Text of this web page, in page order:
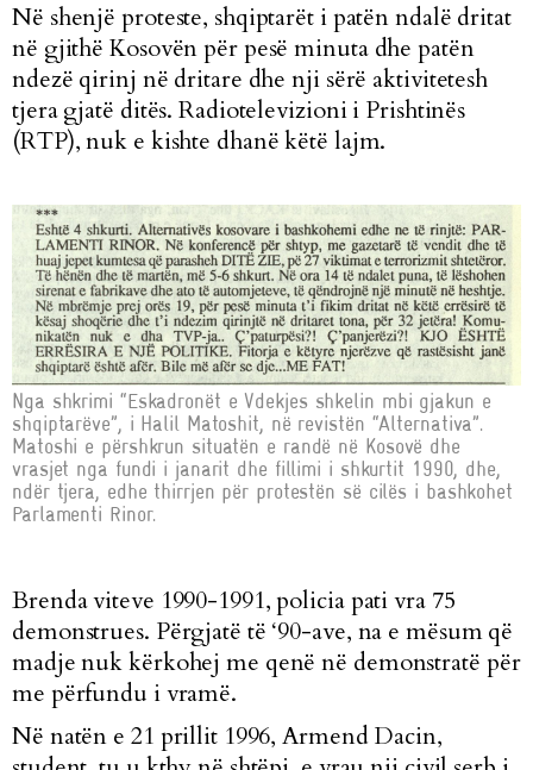
Në shenjë proteste, shqiptarët i patën ndalë dritat
në gjithë Kosovën për pesë minuta dhe patën
ndezë qirinj në dritare dhe nji sërë aktivitetesh
tjera gjatë ditës. Radiotelevizioni i Prishtinës
(RTP), nuk e kishte dhanë këtë lajm.
Nga shkrimi “Eskadronët e Vdekjes shkelin mbi gjakun e
shqiptarëve”, i Halil Matoshit, në revistën “Alternativa”.
Matoshi e përshkrun situatën e randë në Kosovë dhe
vrasjet nga fundi i janarit dhe fillimi i shkurtit 1990, dhe,
ndër tjera, edhe thirrjen për protestën së cilës i bashkohet
Parlamenti Rinor.
Brenda viteve 1990-1991, policia pati vra 75
demonstrues. Përgjatë të ‘90-ave, na e mësum që
madje nuk kërkohej me qenë në demonstratë për
me përfundu i vramë.
Në natën e 21 prillit 1996, Armend Dacin,